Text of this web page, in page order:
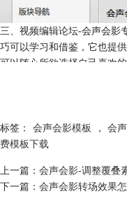
三、视频编辑论坛-会声会影
巧可以学习和借鉴，它也提
可以随心所欲选择自己喜欢的
标签： 会声会影模板 ， 会
费模板下载
上一篇： 会声会影-调整覆叠
下一篇： 会声会影转场效果